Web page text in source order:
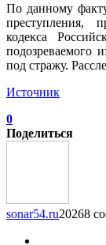
По данному
преступления,
кодекса
подозреваемого
под стражу.
Источник
0
Поделиться
sonar54.ru20268